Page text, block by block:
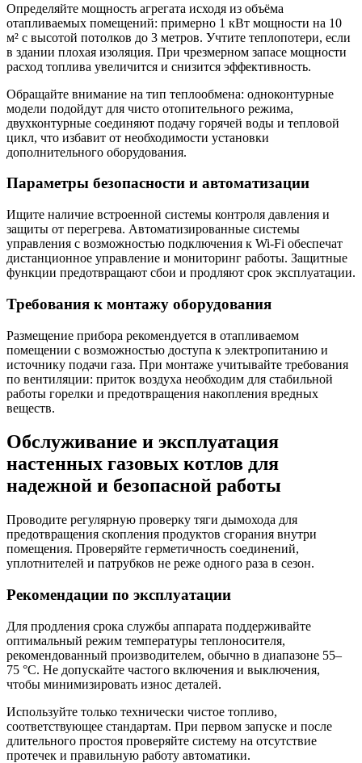
Определяйте мощность агрегата исходя из объёма
отапливаемых помещений: примерно 1 кВт мощности на 10
м² с высотой потолков до 3 метров. Учтите теплопотери, если
в здании плохая изоляция. При чрезмерном запасе мощности
расход топлива увеличится и снизится эффективность.
Обращайте внимание на тип теплообмена: одноконтурные
модели подойдут для чисто отопительного режима,
двухконтурные соединяют подачу горячей воды и тепловой
цикл, что избавит от необходимости установки
дополнительного оборудования.
Параметры безопасности и автоматизации
Ищите наличие встроенной системы контроля давления и
защиты от перегрева. Автоматизированные системы
управления с возможностью подключения к Wi-Fi обеспечат
дистанционное управление и мониторинг работы. Защитные
функции предотвращают сбои и продляют срок эксплуатации.
Требования к монтажу оборудования
Размещение прибора рекомендуется в отапливаемом
помещении с возможностью доступа к электропитанию и
источнику подачи газа. При монтаже учитывайте требования
по вентиляции: приток воздуха необходим для стабильной
работы горелки и предотвращения накопления вредных
веществ.
Обслуживание и эксплуатация
настенных газовых котлов для
надежной и безопасной работы
Проводите регулярную проверку тяги дымохода для
предотвращения скопления продуктов сгорания внутри
помещения. Проверяйте герметичность соединений,
уплотнителей и патрубков не реже одного раза в сезон.
Рекомендации по эксплуатации
Для продления срока службы аппарата поддерживайте
оптимальный режим температуры теплоносителя,
рекомендованный производителем, обычно в диапазоне 55–
75 °C. Не допускайте частого включения и выключения,
чтобы минимизировать износ деталей.
Используйте только технически чистое топливо,
соответствующее стандартам. При первом запуске и после
длительного простоя проверяйте систему на отсутствие
протечек и правильную работу автоматики.